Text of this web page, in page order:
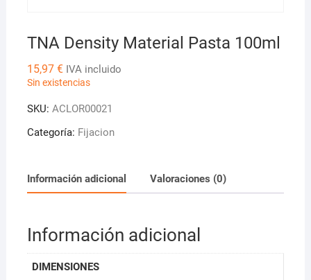
TNA Density Material Pasta 100ml
15,97 € IVA incluido
Sin existencias
SKU: ACLOR00021
Categoría: Fijacion
Información adicional Valoraciones (0)
Información adicional
DIMENSIONES